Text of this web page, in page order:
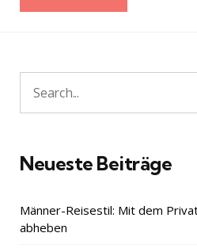
Search
for:
Neueste Beiträge
Männer-Reisestil: Mit dem
abheben